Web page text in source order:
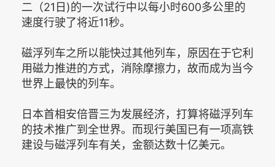
二（21日)的一次试行中以每小时600多公里的
速度行驶了将近11秒。
磁浮列车之所以能快过其他列车，原因在于它利
用磁力推进的方式，消除摩擦力，故而成为当今
世界上最快的列车。
日本首相安倍晋三为发展经济，打算将磁浮列车
的技术推广到全世界。而现行美国已有一项高铁
建设与磁浮列车有关，金额达数十亿美元。